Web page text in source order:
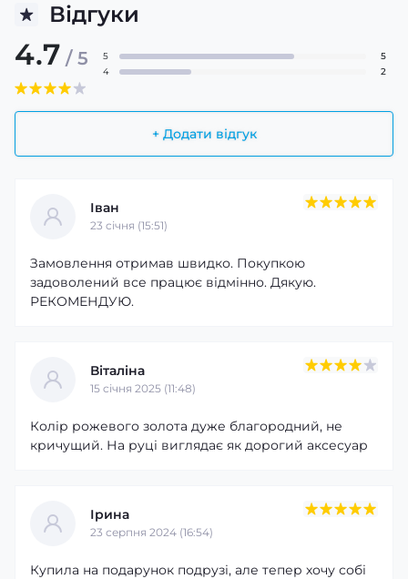
Відгуки
4.7 / 5
+ Додати відгук
5
5
4
2
Іван
23 cічня (15:51)
Замовлення отримав швидко. Покупкою
задоволений все працює відмінно. Дякую.
РЕКОМЕНДУЮ.
Віталіна
15 cічня 2025 (11:48)
Колір рожевого золота дуже благородний, не
кричущий. На руці виглядає як дорогий аксесуар
Ірина
23 серпня 2024 (16:54)
Купила на подарунок подрузі, але тепер хочу собі